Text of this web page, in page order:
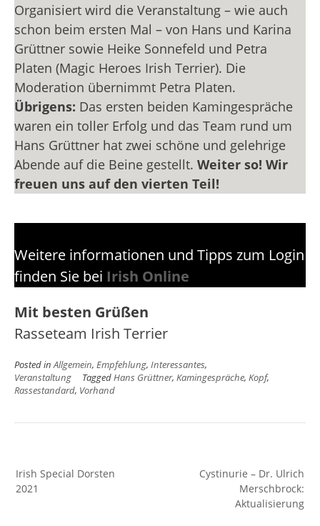
Organisiert wird die Veranstaltung – wie auch
schon beim ersten Mal – von Hans und Karina
Grüttner sowie Heike Sonnefeld und Petra
Platen (Magic Heroes Irish Terrier). Die
Moderation übernimmt Petra Platen.
Übrigens: Das ersten beiden Kamingespräche
waren ein toller Erfolg und das Team rund um
Hans Grüttner hat zwei schöne und gelehrige
Abende auf die Beine gestellt. Weiter so! Wir
freuen uns auf den vierten Teil!
Weitere informationen und Tipps zum Login
finden Sie bei Irish Online
Mit besten Grüßen
Rasseteam Irish Terrier
Posted inAllgemein, Empfehlung, Interessantes,
Veranstaltung
TaggedHans Grüttner, Kamingespräche, Kopf,
Rassestandard, Vorhand
Cystinurie – Dr. Ulrich
Merschbrock:
Aktualisierung
Irish Special Dorsten
2021